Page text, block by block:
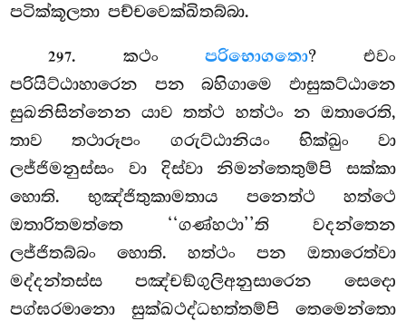
පටික්කූලතා පච්චවෙක්ඛිතබ්බා.
297. කථංපරිභොගතො? එවං
පරියිට්ඨාහාරෙන පන බහිගාමෙ ඵාසුකට්ඨානෙ
සුඛනිසින්නෙන යාව තත්ථ හත්ථං න ඔතාරෙති,
තාව තථාරූපං ගරුට්ඨානියං භික්ඛුං වා
ලජ්ජිමනුස්සං වා දිස්වා නිමන්තෙතුම්පි සක්කා
හොති. භුඤ්ජිතුකාමතාය පනෙත්ථ හත්ථෙ
ඔතාරිතමත්තෙ ‘‘ගණ්හථා’’ති වදන්තෙන
ලජ්ජිතබ්බං හොති. හත්ථං පන ඔතාරෙත්වා
මද්දන්තස්ස පඤ්චඞ්ගුලිඅනුසාරෙන සෙදො
පග්ඝරමානො සුක්ඛථද්ධභත්තම්පි තෙමෙන්තො